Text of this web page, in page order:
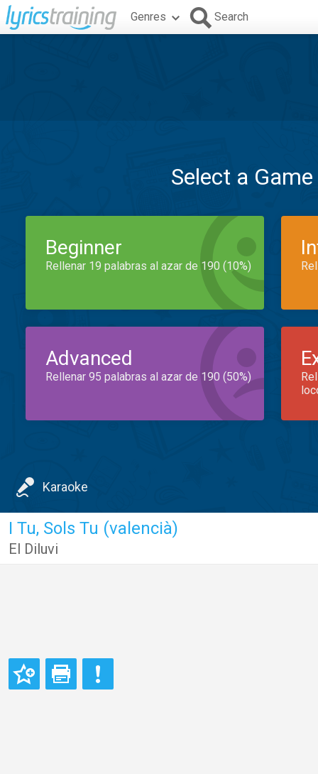
Genres Search
Select a
Beginner
Rellenar 19 palabras al azar de 190 (10%)
Advanced
Rellenar 95 palabras al azar de 190 (50%)
Karaoke
I Tu, Sols Tu (valencià)
El Diluvi